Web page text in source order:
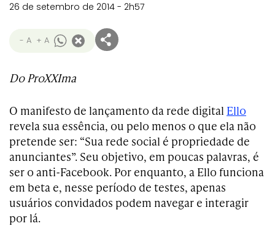
26 de setembro de 2014 - 2h57
- A + A
Do ProXXIma
O manifesto de lançamento da rede digital Ello
revela sua essência, ou pelo menos o que ela não
pretende ser: “Sua rede social é propriedade de
anunciantes”. Seu objetivo, em poucas palavras, é
ser o anti-Facebook. Por enquanto, a Ello funciona
em beta e, nesse período de testes, apenas
usuários convidados podem navegar e interagir
por lá.